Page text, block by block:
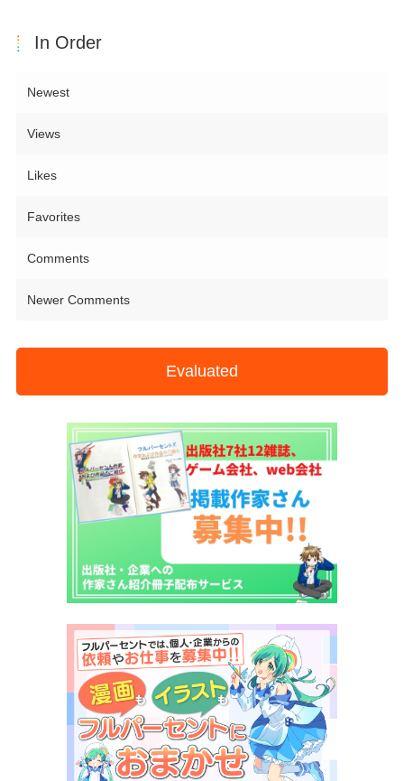
In Order
Newest
Views
Likes
Favorites
Comments
Newer Comments